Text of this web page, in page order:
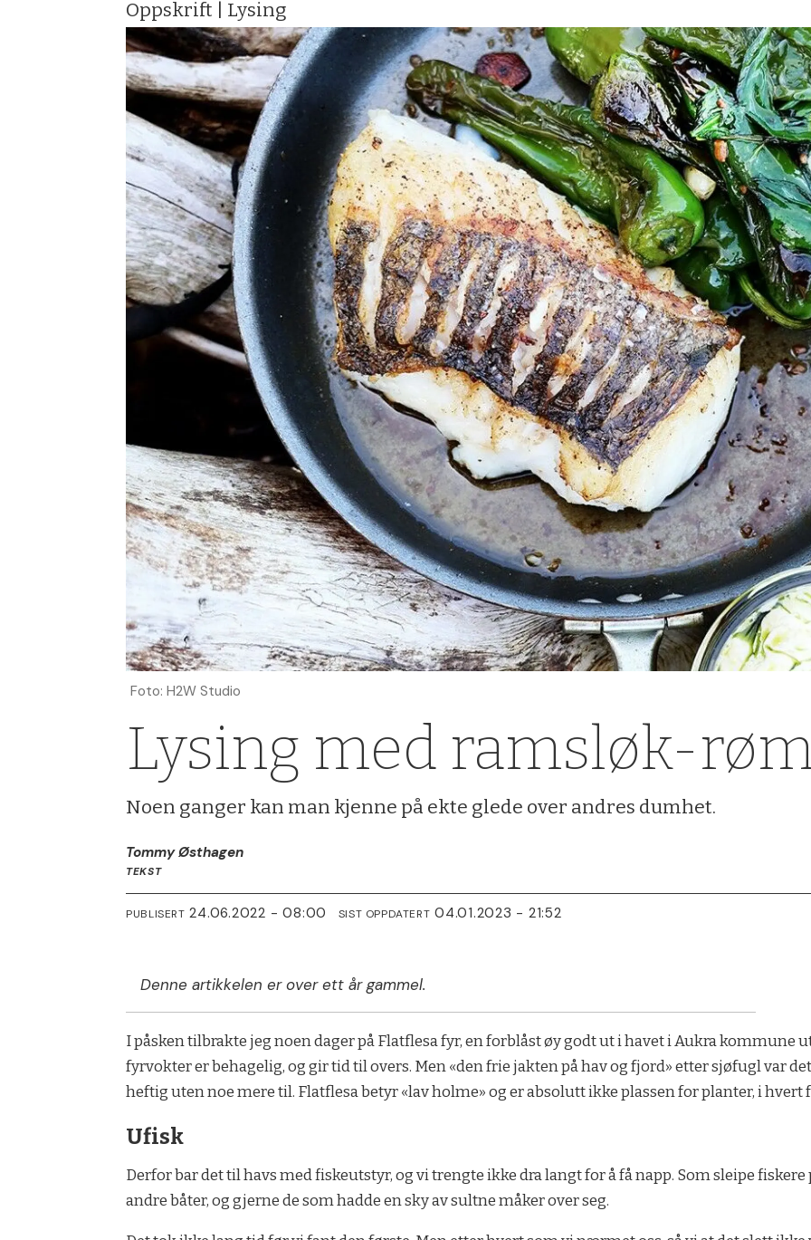
Oppskrift | Lysing
Foto: H2W Studio
Lysing med ramsløk-
Noen ganger kan man kjenne på ekte glede over andres dumhet.
Tommy Østhagen
TEKST
PUBLISERT 24.06.2022 - 08:00 SIST OPPDATERT 04.01.2023 - 21:52
Denne artikkelen er over ett år gammel.
I påsken tilbrakte jeg noen dager på Flatflesa fyr, en forblåst øy godt ut i havet i Aukra kommune
fyrvokter er behagelig, og gir tid til overs. Men «den frie jakten på hav og fjord» etter sjøfugl var
heftig uten noe mere til. Flatflesa betyr «lav holme» og er absolutt ikke plassen for planter, i hvert
Ufisk
Derfor bar det til havs med fiskeutstyr, og vi trengte ikke dra langt for å få napp. Som sleipe
andre båter, og gjerne de som hadde en sky av sultne måker over seg.